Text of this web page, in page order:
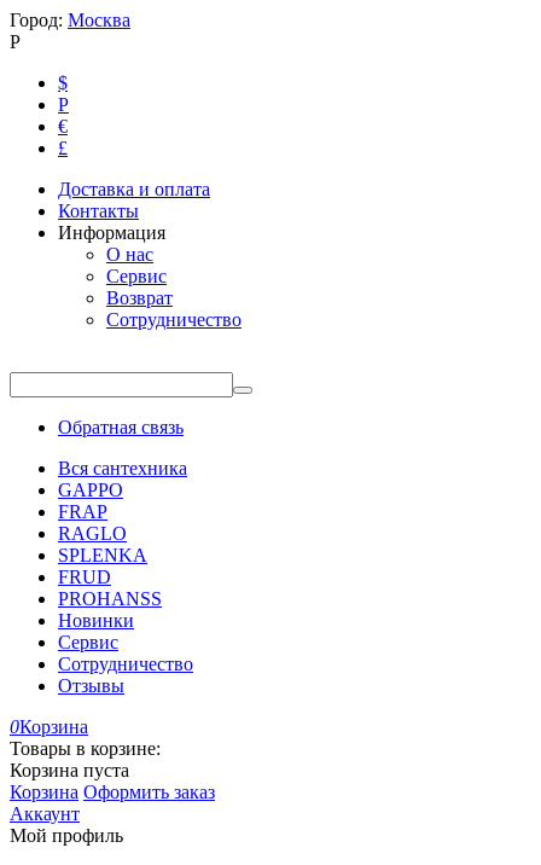
Город: Москва
Р
$
Р
€
£
Доставка и оплата
Контакты
Информация
О нас
Сервис
Возврат
Сотрудничество
Обратная связь
Вся сантехника
GAPPO
FRAP
RAGLO
SPLENKA
FRUD
PROHANSS
Новинки
Сервис
Сотрудничество
Отзывы
0Корзина
Товары в корзине:
Корзина пуста
Корзина Оформить заказ
Аккаунт
Мой профиль